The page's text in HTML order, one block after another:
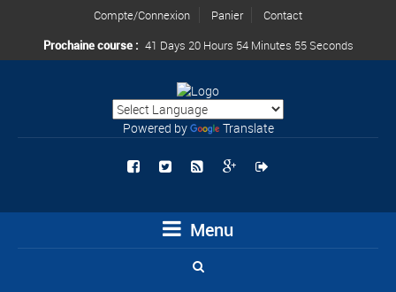
Compte/Connexion Panier
Contact
Prochaine course : 41 Days 20 Hours 54 Minutes 51 Seconds
Powered by Translate
Menu